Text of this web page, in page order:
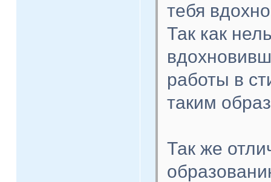
тебя
Так как
работы в
таким
Так же